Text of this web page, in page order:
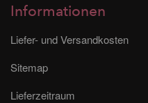
Informationen
Liefer- und Versandkosten
Sitemap
Lieferzeitraum